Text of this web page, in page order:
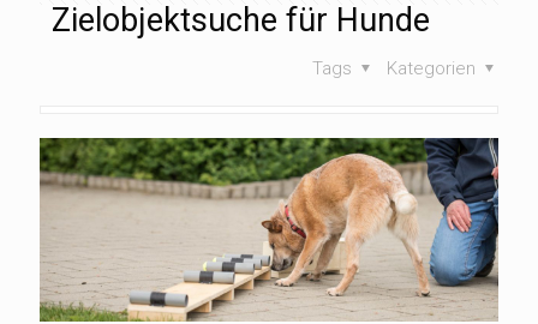
Zielobjektsuche für Hunde
Kategorien
Tags